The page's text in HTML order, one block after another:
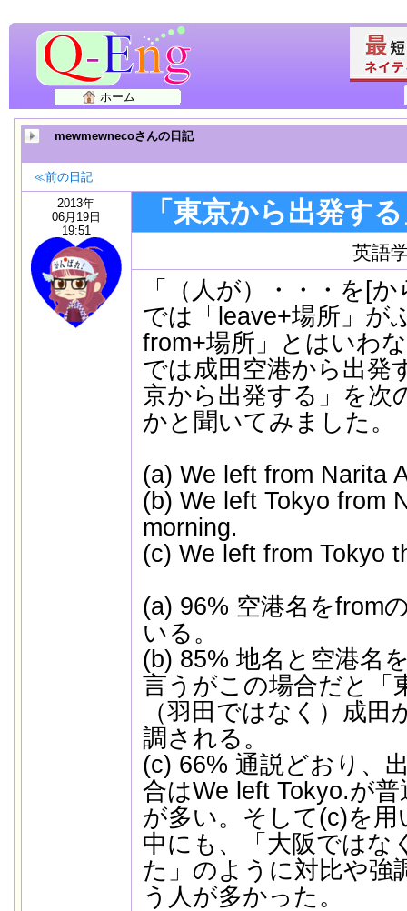
ホーム
mewmewnecoさんの日記
≪前の日記
2013年
06月19日
19:51
「東京から出発す
英語
「（人が）・・・を[
では「leave+場所」が
from+場所」とはいわ
では成田空港から出発
京から出発する」を次
かと聞いてみました。
(a) We left from Narita
(b) We left Tokyo from
morning.
(c) We left from Tokyo
(a) 96% 空港名をfrom
いる。
(b) 85% 地名と空港名
言うがこの場合だと「
（羽田ではなく）成
調される。
(c) 66% 通説どおり、
合はWe left Tokyo.が
が多い。そして(c)を
中にも、「大阪ではな
た」のように対比や強
う人が多かった。